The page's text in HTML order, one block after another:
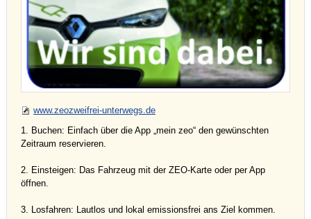
www.zeozweifrei-unterwegs.de
1. Buchen: Einfach über die App „mein zeo“ den gewünschten
Zeitraum reservieren.
2. Einsteigen: Das Fahrzeug mit der ZEO-Karte oder per App
öffnen.
3. Losfahren: Lautlos und lokal emissionsfrei ans Ziel kommen.